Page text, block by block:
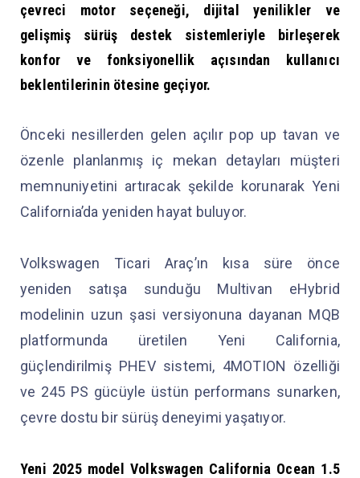
çevreci motor seçeneği, dijital yenilikler ve
gelişmiş sürüş destek sistemleriyle birleşerek
konfor ve fonksiyonellik açısından kullanıcı
beklentilerinin ötesine geçiyor.
Önceki nesillerden gelen açılır pop up tavan ve
özenle planlanmış iç mekan detayları müşteri
memnuniyetini artıracak şekilde korunarak Yeni
California’da yeniden hayat buluyor.
Volkswagen Ticari Araç’ın kısa süre önce
yeniden satışa sunduğu Multivan eHybrid
modelinin uzun şasi versiyonuna dayanan MQB
platformunda üretilen Yeni California,
güçlendirilmiş PHEV sistemi, 4MOTION özelliği
ve 245 PS gücüyle üstün performans sunarken,
çevre dostu bir sürüş deneyimi yaşatıyor.
Yeni 2025 model Volkswagen California Ocean 1.5